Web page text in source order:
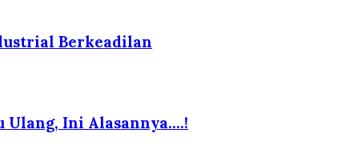
Berkeadilan
Ulang, Ini Alasannya….!